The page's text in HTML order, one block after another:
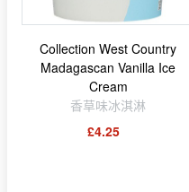
Collection West Country
Madagascan Vanilla Ice
Cream
香草味冰淇淋
£4.25